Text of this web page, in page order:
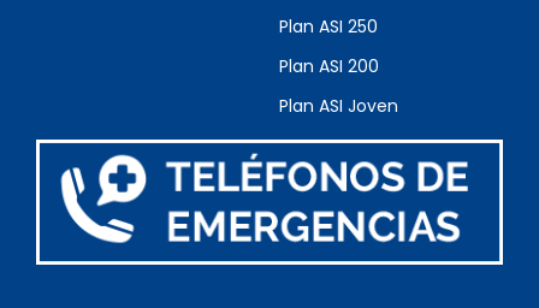
Plan ASI 250
Plan ASI 200
Plan ASI Joven